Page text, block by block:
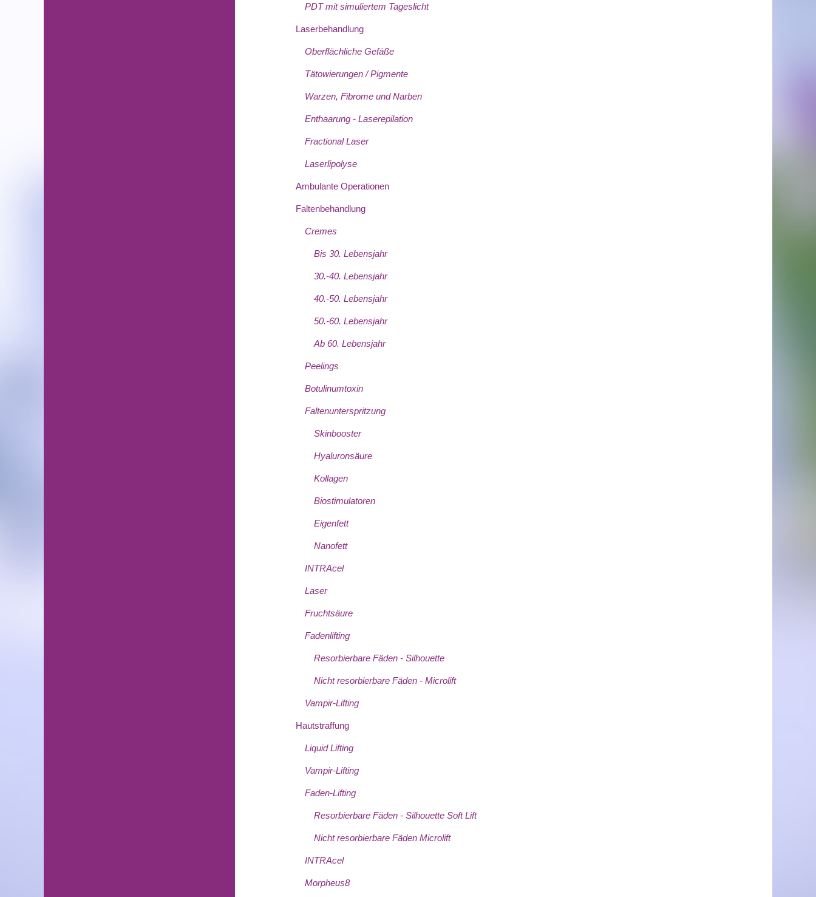
PDT mit simuliertem Tageslicht
Laserbehandlung
Oberflächliche Gefäße
Tätowierungen / Pigmente
Warzen, Fibrome und Narben
Enthaarung - Laserepilation
Fractional Laser
Laserlipolyse
Ambulante Operationen
Faltenbehandlung
Cremes
Bis 30. Lebensjahr
30.-40. Lebensjahr
40.-50. Lebensjahr
50.-60. Lebensjahr
Ab 60. Lebensjahr
Peelings
Botulinumtoxin
Faltenunterspritzung
Skinbooster
Hyaluronsäure
Kollagen
Biostimulatoren
Eigenfett
Nanofett
INTRAcel
Laser
Fruchtsäure
Fadenlifting
Resorbierbare Fäden - Silhouette
Nicht resorbierbare Fäden - Microlift
Vampir-Lifting
Hautstraffung
Liquid Lifting
Vampir-Lifting
Faden-Lifting
Resorbierbare Fäden - Silhouette Soft Lift
Nicht resorbierbare Fäden Microlift
INTRAcel
Morpheus8